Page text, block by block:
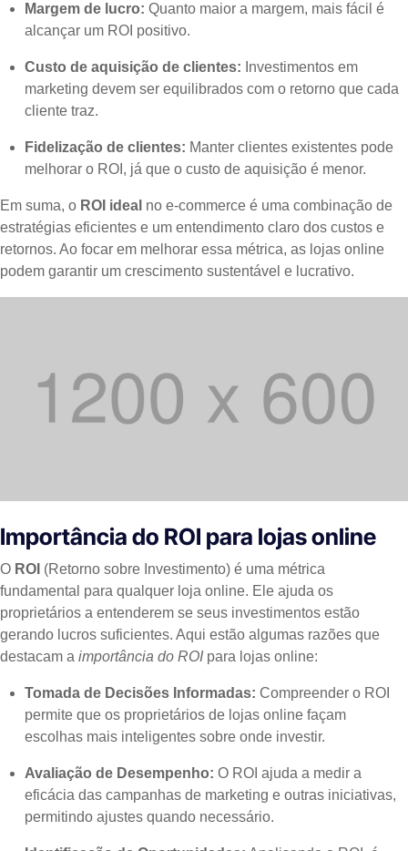
Margem de lucro: Quanto maior a margem, mais fácil é
alcançar um ROI positivo.
Custo de aquisição de clientes: Investimentos em
marketing devem ser equilibrados com o retorno que cada
cliente traz.
Fidelização de clientes: Manter clientes existentes pode
melhorar o ROI, já que o custo de aquisição é menor.
Em suma, o ROI ideal no e-commerce é uma combinação de
estratégias eficientes e um entendimento claro dos custos e
retornos. Ao focar em melhorar essa métrica, as lojas online
podem garantir um crescimento sustentável e lucrativo.
Importância do ROI para lojas online
O ROI (Retorno sobre Investimento) é uma métrica
fundamental para qualquer loja online. Ele ajuda os
proprietários a entenderem se seus investimentos estão
gerando lucros suficientes. Aqui estão algumas razões que
destacam a importância do ROIpara lojas online:
Tomada de Decisões Informadas: Compreender o ROI
permite que os proprietários de lojas online façam
escolhas mais inteligentes sobre onde investir.
Avaliação de Desempenho: O ROI ajuda a medir a
eficácia das campanhas de marketing e outras iniciativas,
permitindo ajustes quando necessário.